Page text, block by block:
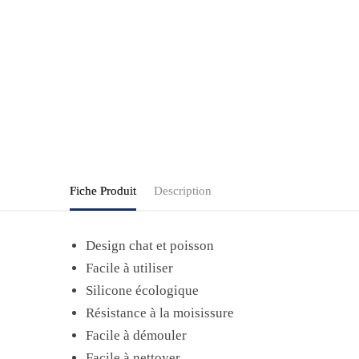
Fiche Produit Description
Design chat et poisson
Facile à utiliser
Silicone écologique
Résistance à la moisissure
Facile à démouler